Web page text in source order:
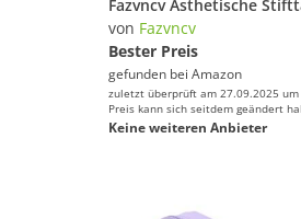
von Fazvncv
Bester Preis
gefunden bei Amazon
zuletzt überprüft am 27.09.2025
Preis kann sich seitdem geändert
Keine weiteren Anbieter